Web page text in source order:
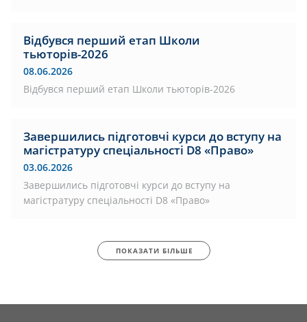
Відбувся перший етап Школи
тьюторів-2026
08.06.2026
Відбувся перший етап Школи тьюторів-2026
Завершились підготовчі курси до вступу на
магістратуру спеціальності D8 «Право»
03.06.2026
Завершились підготовчі курси до вступу на
магістратуру спеціальності D8 «Право»
ПОКАЗАТИ БІЛЬШЕ